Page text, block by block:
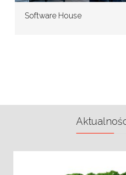
Software House